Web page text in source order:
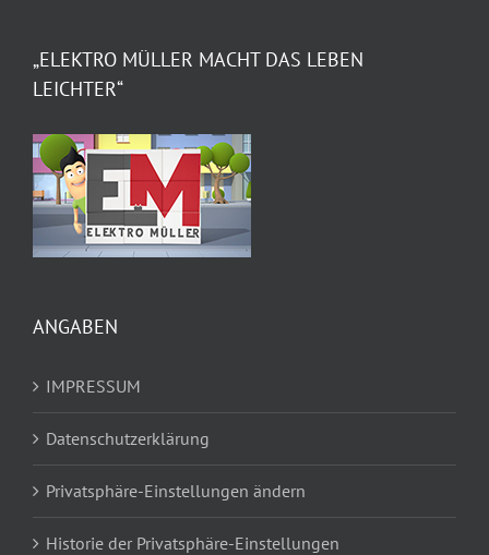
„ELEKTRO MÜLLER MACHT DAS LEBEN
LEICHTER“
ANGABEN
IMPRESSUM
Datenschutzerklärung
Privatsphäre-Einstellungen ändern
Historie der Privatsphäre-Einstellungen